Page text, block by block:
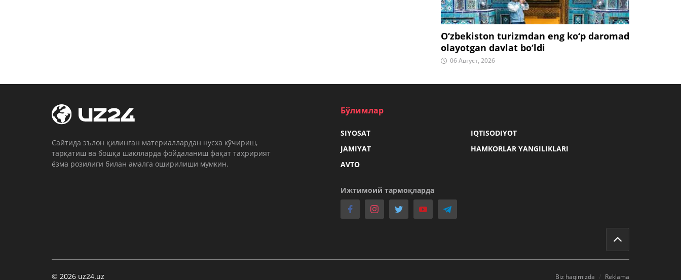
O‘zbekiston turizmdan eng ko‘p daromad
olayotgan davlat bo‘ldi
06 Август, 2026
Cайтида эълон қилинган материаллардан нусха кўчириш,
тарқатиш ва бошқа шаклларда фойдаланиш фақат таҳририят
ёзма розилиги билан амалга оширилиши мумкин.
Бўлимлар
SIYOSAT
IQTISODIYOT
JAMIYAT
HAMKORLAR YANGILIKLARI
AVTO
Ижтимоий тармоқларда
© 2026 uz24.uz Biz haqimizda Reklama